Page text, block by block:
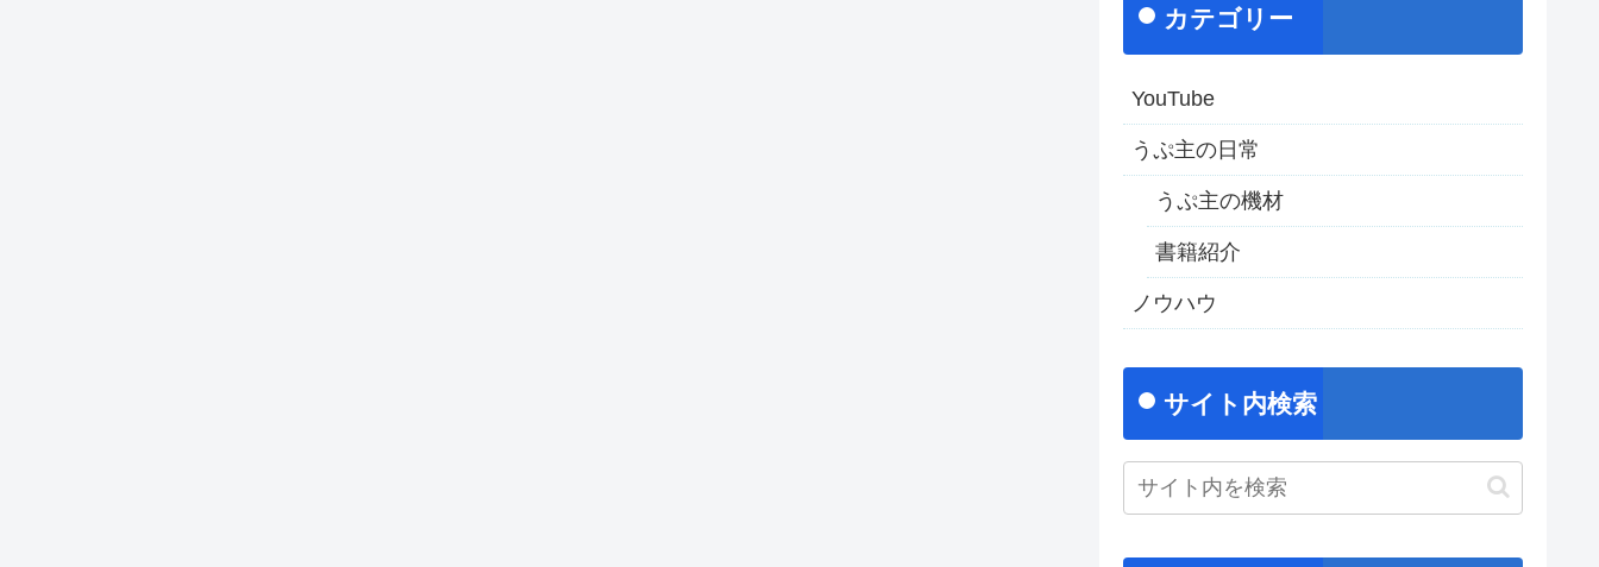
カテゴリー
YouTube
うぷ主の日常
うぷ主の機材
書籍紹介
ノウハウ
サイト内検索